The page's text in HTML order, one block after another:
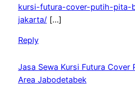
kursi-futura-cover-putih-pita-
jakarta/[…]
Reply
Jasa Sewa Kursi Futura Cover
Area Jabodetabek